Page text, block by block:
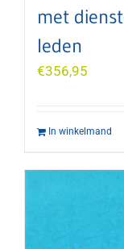
met
leden
€356,95
In winkelmand